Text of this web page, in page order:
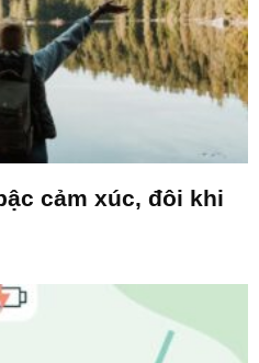
cảm xúc, đôi khi